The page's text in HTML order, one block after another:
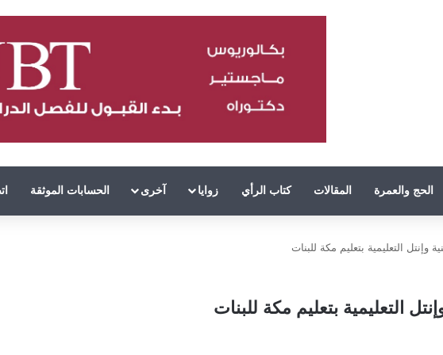
الحج والعمرة المقالات كتاب الرأي زوايا آخرى الحسابات الموثقة
وإنتل التعليمية بتعليم مكة للبنات
التعليمية بتعليم مكة للبنات